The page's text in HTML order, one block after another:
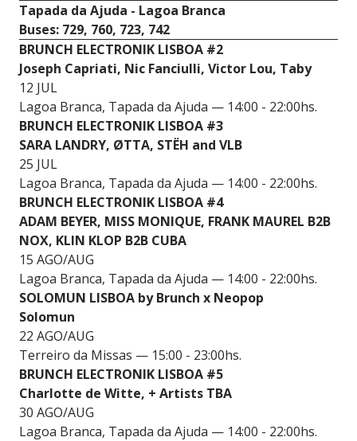
Tapada da Ajuda - Lagoa Branca
Buses: 729, 760, 723, 742
BRUNCH ELECTRONIK LISBOA #2
Joseph Capriati, Nic Fanciulli, Victor Lou, Taby
12 JUL
Lagoa Branca, Tapada da Ajuda — 14:00 - 22:00hs.
BRUNCH ELECTRONIK LISBOA #3
SARA LANDRY, ØTTA, STËH and VLB
25 JUL
Lagoa Branca, Tapada da Ajuda — 14:00 - 22:00hs.
BRUNCH ELECTRONIK LISBOA #4
ADAM BEYER, MISS MONIQUE, FRANK MAUREL B2B
NOX, KLIN KLOP B2B CUBA
15 AGO/AUG
Lagoa Branca, Tapada da Ajuda — 14:00 - 22:00hs.
SOLOMUN LISBOA by Brunch x Neopop
Solomun
22 AGO/AUG
Terreiro da Missas — 15:00 - 23:00hs.
BRUNCH ELECTRONIK LISBOA #5
Charlotte de Witte, + Artists TBA
30 AGO/AUG
Lagoa Branca, Tapada da Ajuda — 14:00 - 22:00hs.